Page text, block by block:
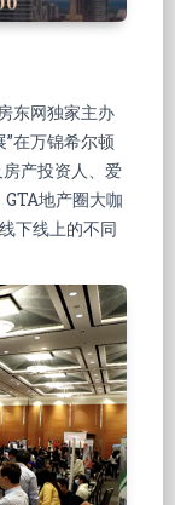
东网独家主办
在万锦希尔顿
产投资人、爱
地产圈大咖
下线上的不同